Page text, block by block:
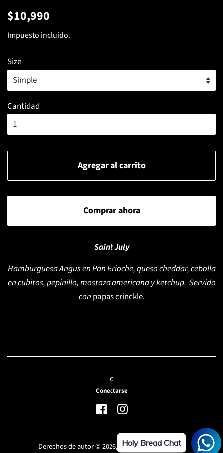
Precio
$10,990
venta
Impuesto incluido.
Size
Cantidad
Agregar al carrito
Comprar ahora
Saint July
Hamburguesa Angus en Pan Brioche, queso cheddar, cebolla
en cubitos, pepinillo, mostaza americana y ketchup. Servido
con papas crinckle.
c
Conectarse
FacebookInstagram
Derechos de autor © 2026, Holy Bread (TakeOut)
Holy Bread Chat